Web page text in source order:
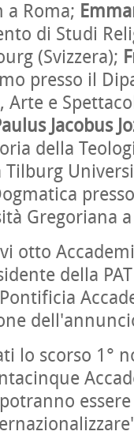
a Roma;
di Studi
(Svizzera);
presso il
Arte e
Jacobus
della
Gregoriana
otto
della
lo scorso 1°